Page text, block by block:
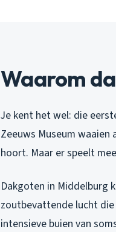
Waarom
Je kent het wel: die
Zeeuws Museum
hoort. Maar er speelt
Dakgoten in Middelburg
zoutbevattende lucht
intensieve buien van